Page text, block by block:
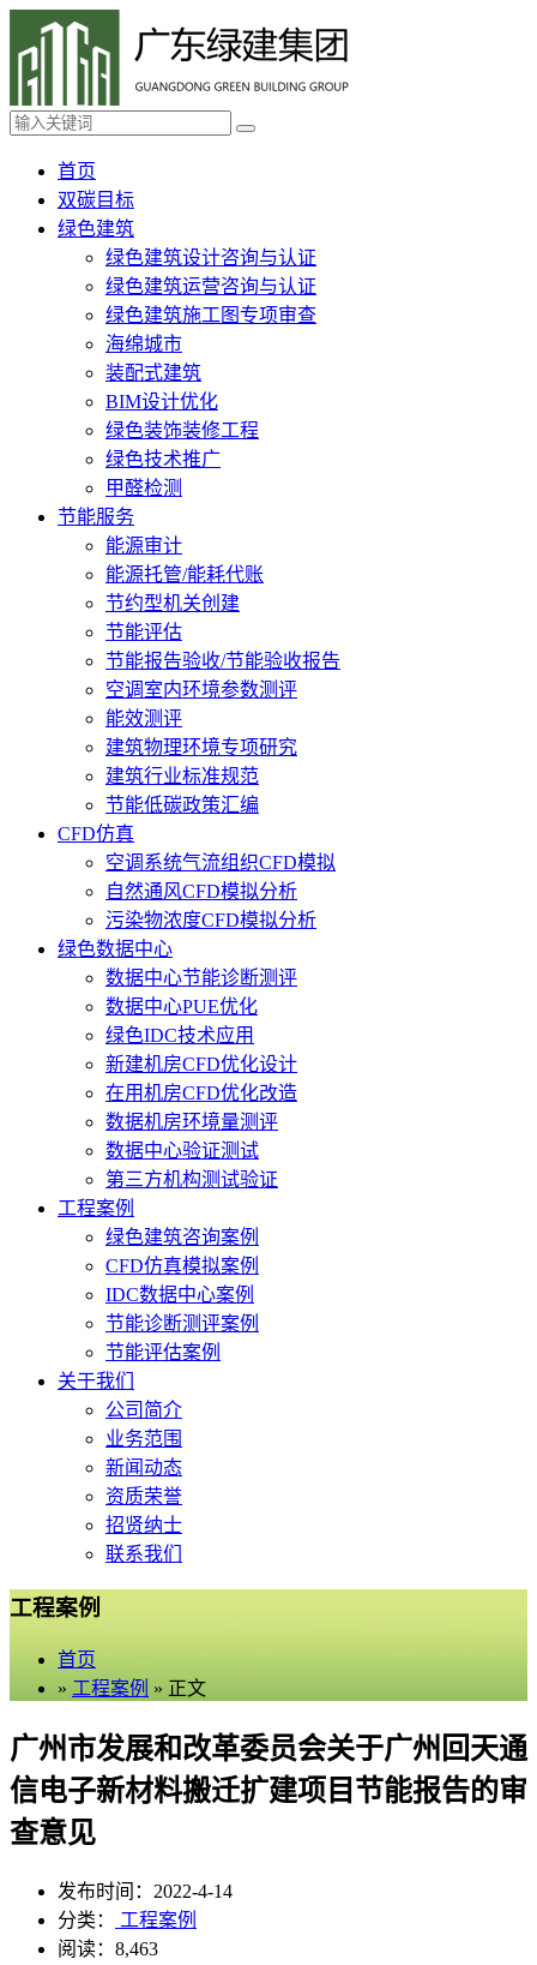
首页
双碳目标
绿色建筑
绿色建筑设计咨询与认证
绿色建筑运营咨询与认证
绿色建筑施工图专项审查
海绵城市
装配式建筑
BIM设计优化
绿色装饰装修工程
绿色技术推广
甲醛检测
节能服务
能源审计
能源托管/能耗代账
节约型机关创建
节能评估
节能报告验收/节能验收报告
空调室内环境参数测评
能效测评
建筑物理环境专项研究
建筑行业标准规范
节能低碳政策汇编
CFD仿真
空调系统气流组织CFD模拟
自然通风CFD模拟分析
污染物浓度CFD模拟分析
绿色数据中心
数据中心节能诊断测评
数据中心PUE优化
绿色IDC技术应用
新建机房CFD优化设计
在用机房CFD优化改造
数据机房环境量测评
数据中心验证测试
第三方机构测试验证
工程案例
绿色建筑咨询案例
CFD仿真模拟案例
IDC数据中心案例
节能诊断测评案例
节能评估案例
关于我们
公司简介
业务范围
新闻动态
资质荣誉
招贤纳士
联系我们
工程案例
首页
» 工程案例 » 正文
广州市发展和改革委员会关于广州回天通
信电子新材料搬迁扩建项目节能报告的审
查意见
发布时间：2022-4-14
分类：
工程案例
阅读：8,463